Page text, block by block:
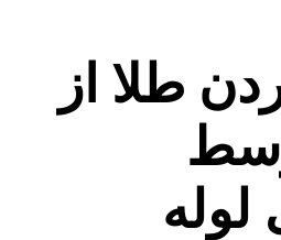
طلا از
لوله